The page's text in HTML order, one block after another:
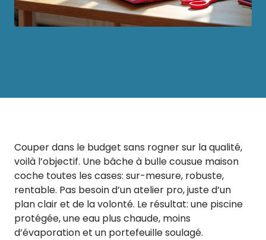
Couper dans le budget sans rogner sur la qualité,
voilà l’objectif. Une bâche à bulle cousue maison
coche toutes les cases: sur-mesure, robuste,
rentable. Pas besoin d’un atelier pro, juste d’un
plan clair et de la volonté. Le résultat: une piscine
protégée, une eau plus chaude, moins
d’évaporation et un portefeuille soulagé.